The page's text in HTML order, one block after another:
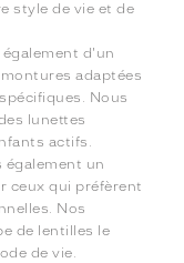
style de vie et de
d'un
adaptées
Nous
lunettes
actifs.
également un
ceux qui préfèrent
Nos
de lentilles le
de vie.